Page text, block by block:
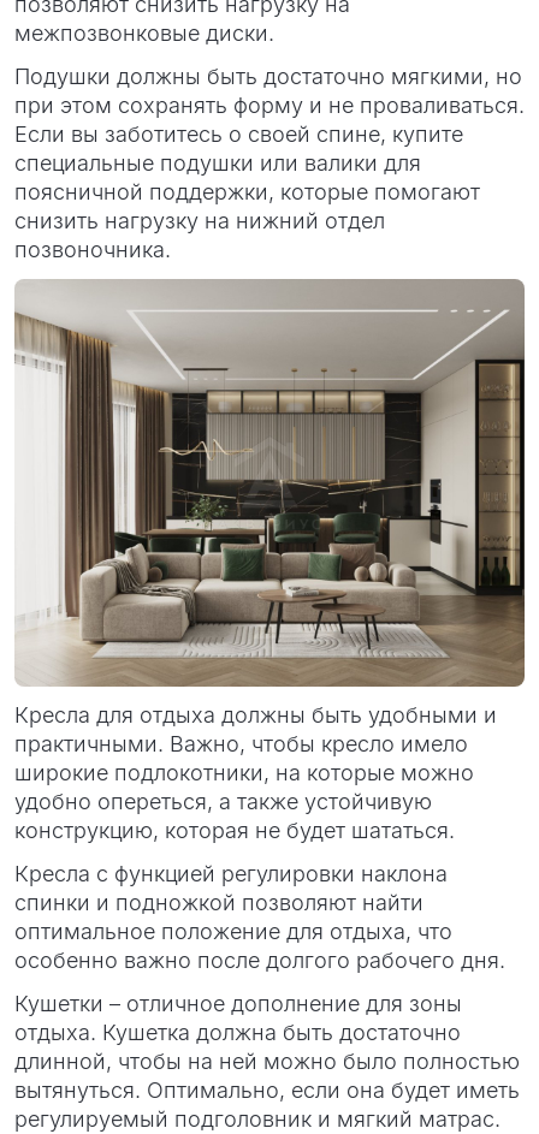
межпозвонковые диски.
Подушки должны быть достаточно мягкими, но
при этом сохранять форму и не проваливаться.
Если вы заботитесь о своей спине, купите
специальные подушки или валики для
поясничной поддержки, которые помогают
снизить нагрузку на нижний отдел
позвоночника.
Кресла для отдыха должны быть удобными и
практичными. Важно, чтобы кресло имело
широкие подлокотники, на которые можно
удобно опереться, а также устойчивую
конструкцию, которая не будет шататься.
Кресла с функцией регулировки наклона
спинки и подножкой позволяют найти
оптимальное положение для отдыха, что
особенно важно после долгого рабочего дня.
Кушетки – отличное дополнение для зоны
отдыха. Кушетка должна быть достаточно
длинной, чтобы на ней можно было полностью
вытянуться. Оптимально, если она будет иметь
регулируемый подголовник и мягкий матрас.